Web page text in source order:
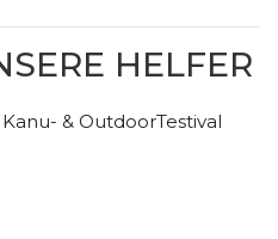
HELFER
& OutdoorTestival